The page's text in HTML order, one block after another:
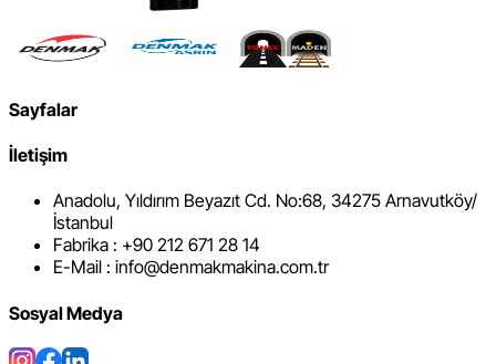
Sayfalar
İletişim
Anadolu, Yıldırım Beyazıt Cd. No:68, 34275 Arnavutköy/
İstanbul
Fabrika : +90 212 671 28 14
E-Mail : info@denmakmakina.com.tr
Sosyal Medya